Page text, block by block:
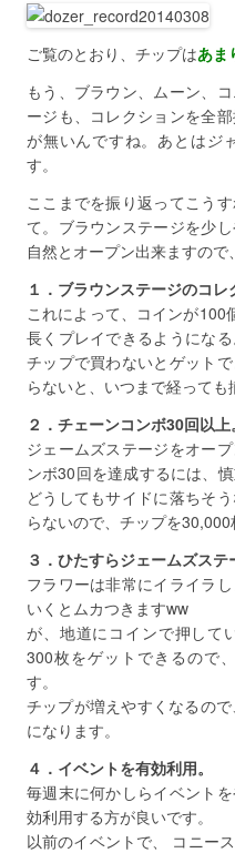
ご覧のとおり、チップはあま
もう、ブラウン、ムーン、
ージも、コレクションを全
が無いんですね。あとは ジ
す。
ここまでを振り返ってこう
て。ブラウンステージを少
自然とオープン出来ますので
１．ブラウンステージのコレ
これによって、コインが100
長くプレイできるようにな
チップで買わないとゲット
らないと、いつまで経っても
２．チェーンコンボ30回以上。
ジェームズステージをオー
ンボ30回を達成するには、
どうしてもサイドに落ちそ
らないので、チップを30,000
３．ひたすらジェームズステ
フラワーは非常にイライラ
いくとムカつきますww
が、地道にコインで押して
300枚をゲットできるので
す。
チップが増えやすくなるの
になります。
４．イベントを有効利用。
毎週末に何かしらイベント
効利用する方が良いです。
以前のイベントで、 コニー